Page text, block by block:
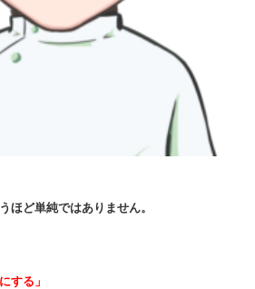
ほど単純ではありません。
する」